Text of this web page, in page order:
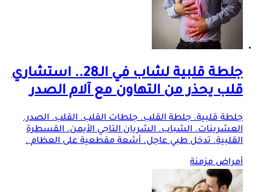
جلطة قلبية لشاب في الـ28.. استشاري
قلب يحذر من التهاون مع آلام الصدر
جلطة قلبية. جلطة القلب. جلطات القلب. القلب. الصدر.
العشرينات. الشباب. الشريان التاجي الأيمن. القسطرة
القلبية. تدخل طبي عاجل. أشعة مقطعية على العظام .
أمراض مزمنة